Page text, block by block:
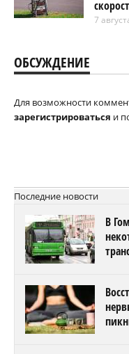
7
ОБСУЖДЕНИЕ
Для возможности
зарегистрироваться и
Последние новости
В